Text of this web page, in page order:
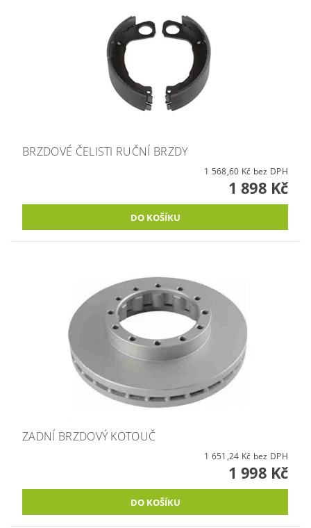
BRZDOVÉ ČELISTI RUČNÍ BRZDY
1 568,60 Kč bez DPH
1 898 Kč
ZADNÍ BRZDOVÝ KOTOUČ
1 651,24 Kč bez DPH
1 998 Kč